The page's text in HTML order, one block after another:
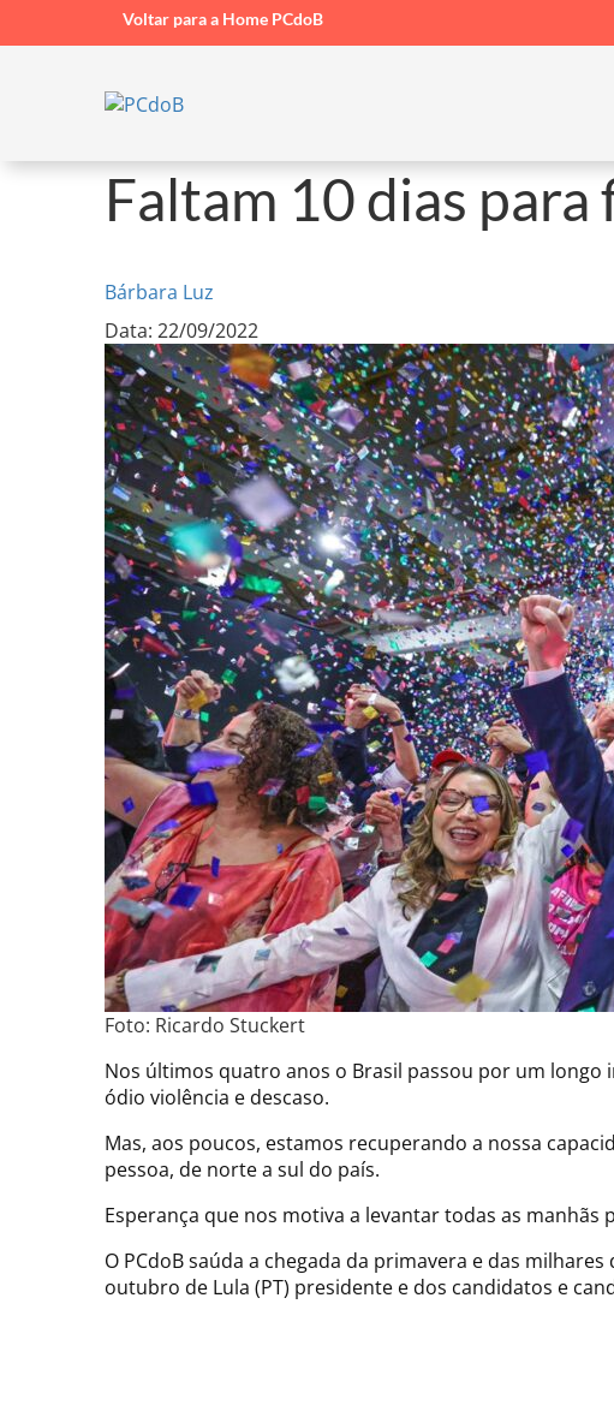
Voltar para a Home PCdoB
Faltam 10 dias
Bárbara Luz
Data: 22/09/2022
Foto: Ricardo Stuckert
Nos últimos quatro anos o Brasil passou por um longo
ódio violência e descaso.
Mas, aos poucos, estamos recuperando a nossa
pessoa, de norte a sul do país.
Esperança que nos motiva a levantar todas as
O PCdoB saúda a chegada da primavera e das
outubro de Lula (PT) presidente e dos candidatos e